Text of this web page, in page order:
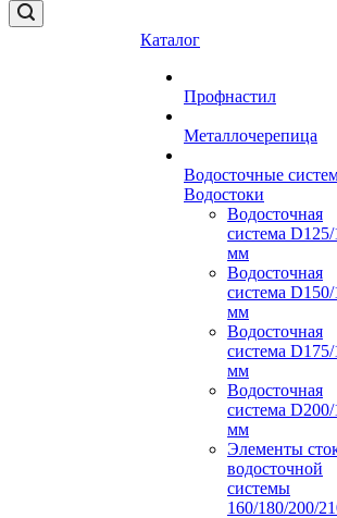
Каталог
Профнастил
Металлочерепица
Водосточные
Водостоки
Водосточная
система
мм
Водосточная
система
мм
Водосточная
система
мм
Водосточная
система
мм
Элементы
водосточной
системы
160/180/200/